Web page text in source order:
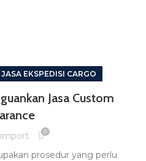
JASA EKSPEDISI CARGO
Jasa Custom
0
prosedur yang perlu